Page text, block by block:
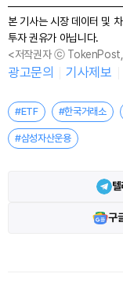
본 기사는 시장 데이터 및
투자 권유가 아닙니다.
<저작권자 ⓒ TokenPost,
광고문의 기사제보
#ETF #한국거래소
#삼성자산운용
텔
구